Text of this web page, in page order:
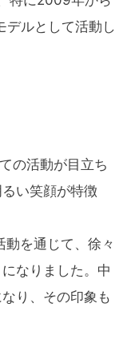
デルとして活動し
の活動が目立ち
い笑顔が特徴
を通じて、徐々
なりました。中
り、その印象も